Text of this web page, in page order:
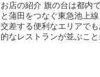
お店の紹介 旗の台は都内
と蒲田をつなぐ東急池上
交差する便利なエリアで
的なレストランが並ぶこと